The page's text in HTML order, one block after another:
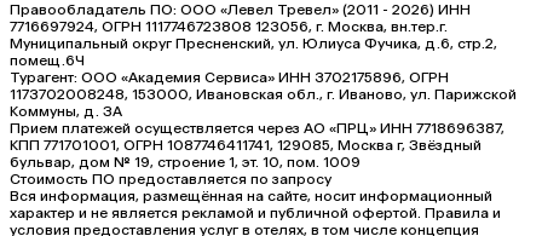
Правообладатель ПО: ООО «Левел Тревел» (2011 - 2026) ИНН
7716697924, ОГРН 1117746723808 123056, г. Москва, вн.тер.г.
Муниципальный округ Пресненский, ул. Юлиуса Фучика, д.6, стр.2,
помещ.6Ч
Турагент: ООО «Академия Сервиса» ИНН 3702175896, ОГРН
1173702008248, 153000, Ивановская обл., г. Иваново, ул. Парижской
Коммуны, д. ЗА
Прием платежей осуществляется через АО «ПРЦ» ИНН 7718696387,
КПП 771701001, ОГРН 1087746411741, 129085, Москва г, Звёздный
бульвар, дом № 19, строение 1, эт. 10, пом. 1009
Стоимость ПО предоставляется по запросу
Вся информация, размещённая на сайте, носит информационный
характер и не является рекламой и публичной офертой. Правила и
условия предоставления услуг в отелях, в том числе концепция